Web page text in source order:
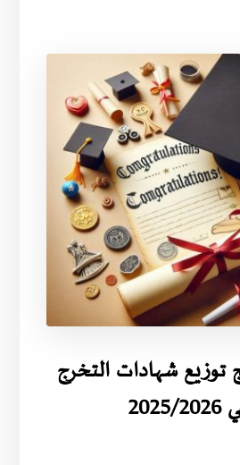
توزيع شهادات التخرج